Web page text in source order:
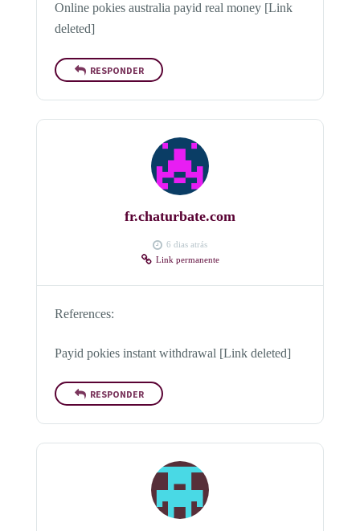
Online pokies australia payid real money [Link
deleted]
RESPONDER
fr.chaturbate.com
6 dias atrás
Link permanente
References:
Payid pokies instant withdrawal [Link deleted]
RESPONDER